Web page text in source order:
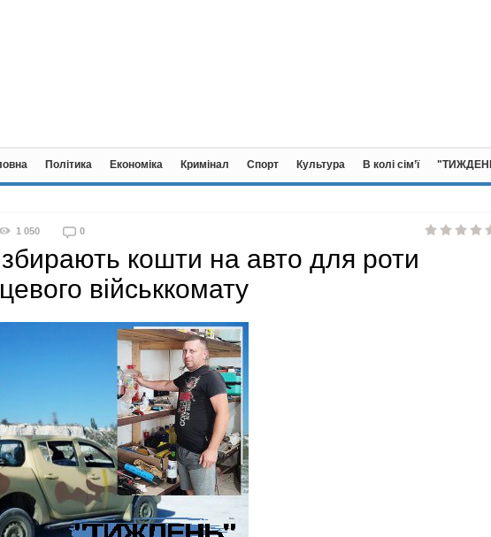
Політика Економіка Кримінал Спорт Культура В колі сім’ї
1 050 0
збирають кошти на авто для роти
військкомату